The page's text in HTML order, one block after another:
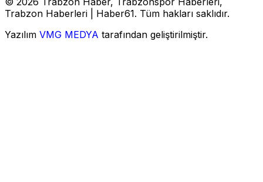
Trabzon Haberleri | Haber61. Tüm hakları saklıdır.
Yazılım VMG MEDYA tarafından geliştirilmiştir.